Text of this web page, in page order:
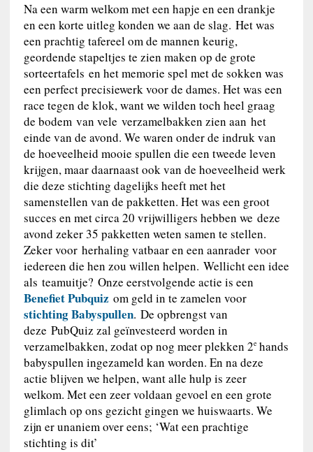
Na een warm welkom met een hapje en een drankje
en een korte uitleg konden we aan de slag. Het was
een prachtig tafereel om de mannen keurig,
geordende stapeltjes te zien maken op de grote
sorteertafels en het memorie spel met de sokken was
een perfect precisiewerk voor de dames. Het was een
race tegen de klok, want we wilden toch heel graag
de bodem van vele verzamelbakken zien aan het
einde van de avond. We waren onder de indruk van
de hoeveelheid mooie spullen die een tweede leven
krijgen, maar daarnaast ook van de hoeveelheid werk
die deze stichting dagelijks heeft met het
samenstellen van de pakketten. Het was een groot
succes en met circa 20 vrijwilligers hebben we deze
avond zeker 35 pakketten weten samen te stellen.
Zeker voor herhaling vatbaar en een aanrader voor
iedereen die hen zou willen helpen. Wellicht een idee
als teamuitje? Onze eerstvolgende actie is een
Benefiet Pubquiz om geld in te zamelen voor
stichting Babyspullen. De opbrengst van
deze PubQuiz zal geïnvesteerd worden in
verzamelbakken, zodat op nog meer plekken 2ehands
babyspullen ingezameld kan worden. En na deze
actie blijven we helpen, want alle hulp is zeer
welkom. Met een zeer voldaan gevoel en een grote
glimlach op ons gezicht gingen we huiswaarts. We
zijn er unaniem over eens; ‘Wat een prachtige
stichting is dit’